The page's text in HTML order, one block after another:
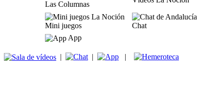
Las Columnas
Mini juegos
Chat
App
| | |